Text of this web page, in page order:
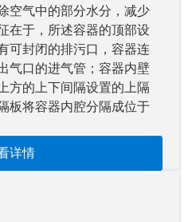
空气中的部分水分，减少
在于，所述容器的顶部设
可封闭的排污口，容器连
气口的进气管；容器内壁
方的上下间隔设置的上隔
板将容器内腔分隔成位于
详情